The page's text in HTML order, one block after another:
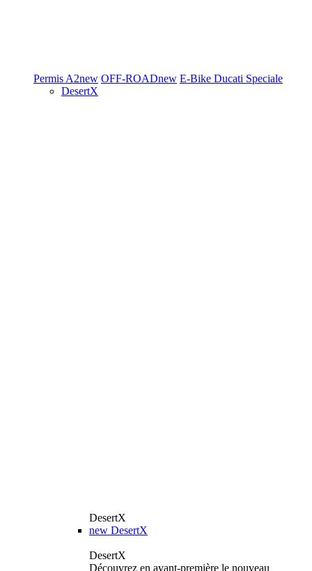
Permis A2new OFF-ROADnew E-Bike Ducati Speciale
DesertX
DesertX
new DesertX
DesertX
Découvrez en avant-première le nouveau